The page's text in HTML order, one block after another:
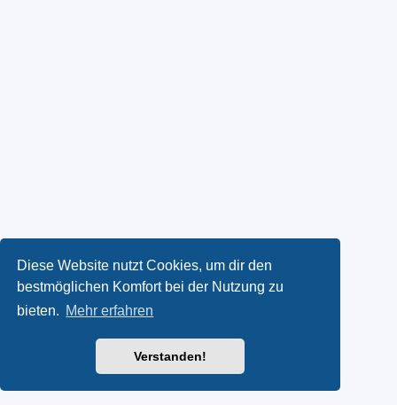
Diese Website nutzt Cookies, um dir den
bestmöglichen Komfort bei der Nutzung zu
bieten. Mehr erfahren
Verstanden!